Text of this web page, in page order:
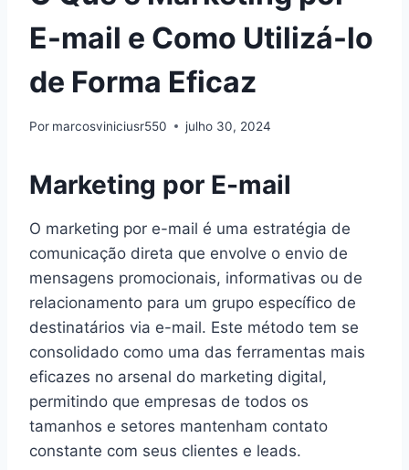
E-mail e Como Utilizá-lo
de Forma Eficaz
Por marcosviniciusr550 julho 30, 2024
Marketing por E-mail
O marketing por e-mail é uma estratégia de
comunicação direta que envolve o envio de
mensagens promocionais, informativas ou de
relacionamento para um grupo específico de
destinatários via e-mail. Este método tem se
consolidado como uma das ferramentas mais
eficazes no arsenal do marketing digital,
permitindo que empresas de todos os
tamanhos e setores mantenham contato
constante com seus clientes e leads.